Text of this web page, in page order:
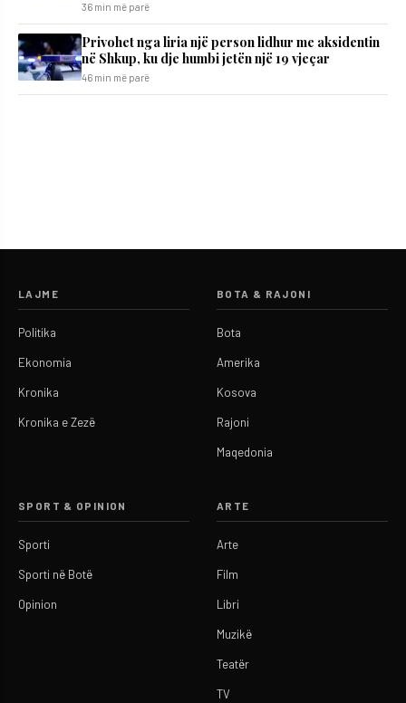
36 min më parë
Privohet nga liria një person lidhur me aksidentin
në Shkup, ku dje humbi jetën një 19 vjeçar
46 min më parë
LAJME
Politika
Ekonomia
Kronika
Kronika e Zezë
BOTA & RAJONI
Bota
Amerika
Kosova
Rajoni
Maqedonia
SPORT & OPINION
Sporti
Sporti në Botë
Opinion
ARTE
Arte
Film
Libri
Muzikë
Teatër
TV